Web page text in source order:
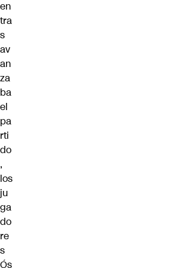
en
tra
s
av
an
za
ba
el
pa
rti
do
,
los
ju
ga
do
re
s
Ós